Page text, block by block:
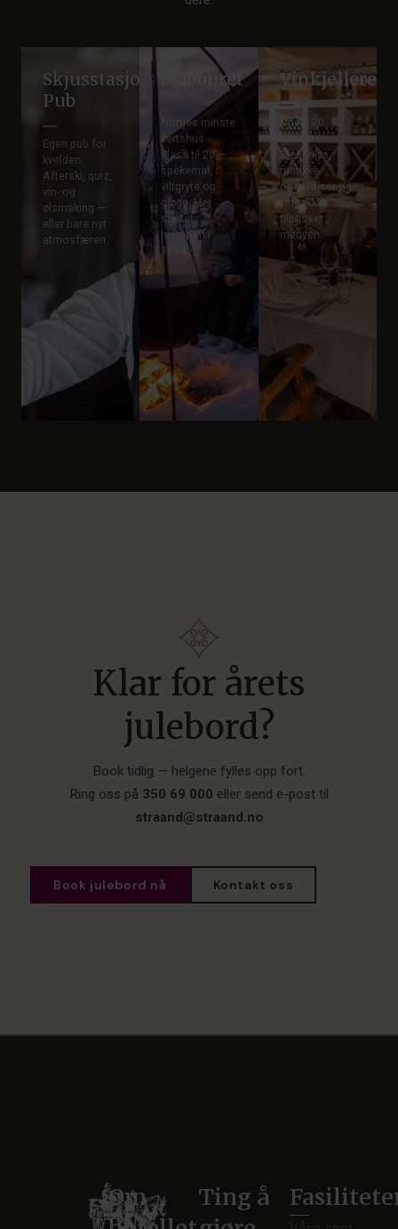
Skjusstasjonen
Pub
Egen pub for
kvelden.
Afterski, quiz,
vin- og
ølsmaking —
eller bare nyt
atmosfæren.
Stabburet
Norges minste
vertshus.
Plass til 20 —
spekemat,
viltgryte og
gløgg. Her
startet
historien i
1864.
Vinkjelleren
Opptil 20
gjester.
Stearinlys,
rustikke
omgivelser og
vinpakker
tilpasset
menyen.
Klar for årets
julebord?
Book tidlig — helgene fylles opp fort.
Ring oss på 350 69 000 eller send e-post til
straand@straand.no
Book julebord nå Kontakt oss
Om
Ting å